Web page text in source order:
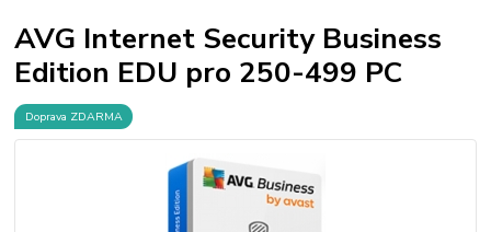
AVG Internet Security Business
Edition EDU pro 250-499 PC
Doprava ZDARMA